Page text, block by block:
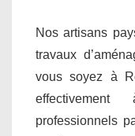
Nos artisans
travaux
vous soyez à
professionnels